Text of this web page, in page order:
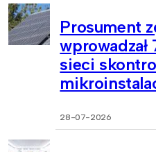
Prosument
sieci
28-07-2026